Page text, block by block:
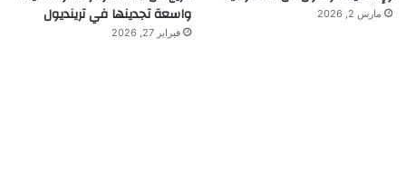
مارس 2, 2026
واسعة تجدينها في ترينديول
فبراير 27, 2026